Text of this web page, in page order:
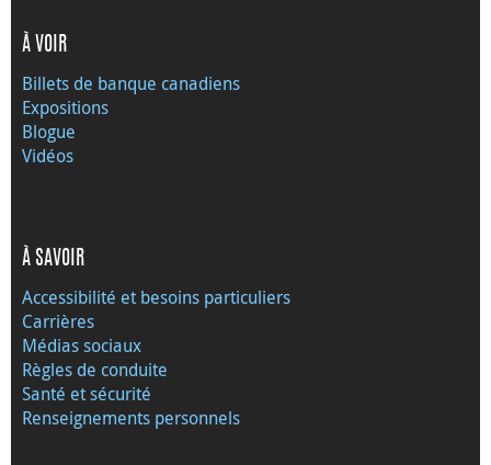
À VOIR
Billets de banque canadiens
Expositions
Blogue
Vidéos
À SAVOIR
Accessibilité et besoins particuliers
Carrières
Médias sociaux
Règles de conduite
Santé et sécurité
Renseignements personnels